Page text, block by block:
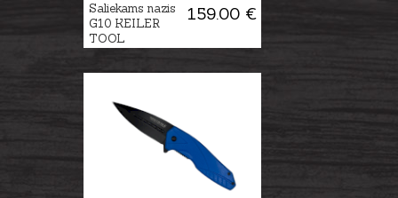
159.00 €
Saliekams nazis
G10 KEILER
TOOL